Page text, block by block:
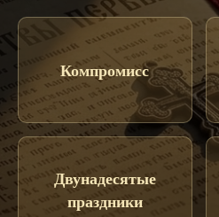
Компромисс
Двунадесятые
праздники